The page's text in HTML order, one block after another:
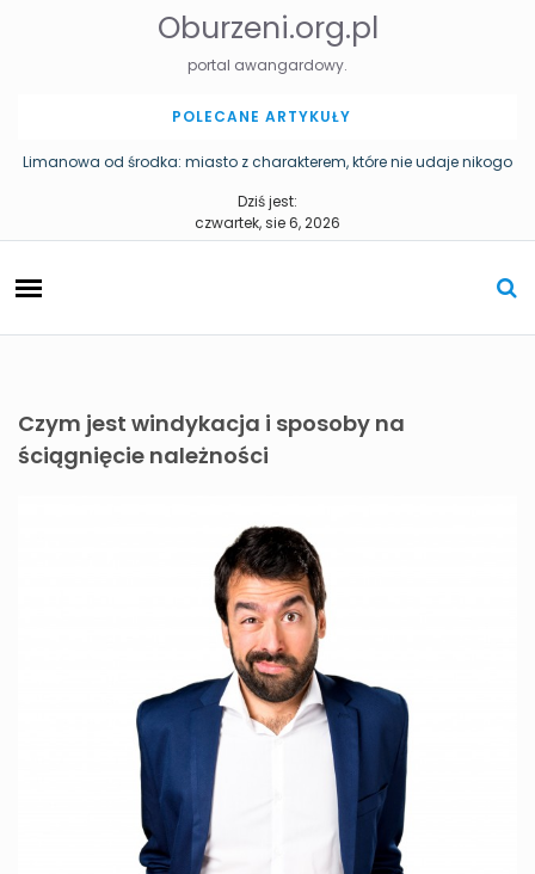
t
Oburzeni.org.pl
portal awangardowy.
POLECANE ARTYKUŁY
Limanowa od środka: miasto z charakterem, które nie udaje nikogo
Pomniki w Katowicach – historia miasta zapisana w przestrzeni
Dziś jest:
czwartek, sie 6, 2026
Czym jest windykacja i sposoby na
ściągnięcie należności